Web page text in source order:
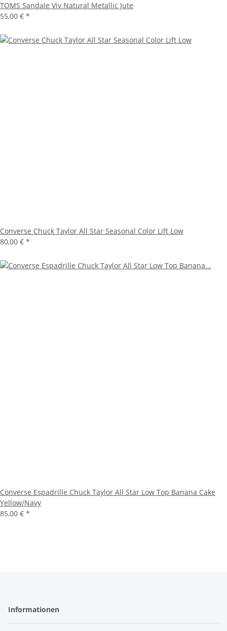
TOMS Sandale Viv Natural Metallic Jute
55,00 € *
Converse Chuck Taylor All Star Seasonal Color Lift Low
80,00 € *
Converse Espadrille Chuck Taylor All Star Low Top Banana Cake
Yellow/Navy
85,00 € *
Informationen